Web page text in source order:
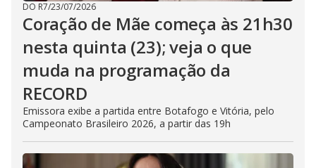
DO R7/23/07/2026
Coração de Mãe começa às 21h30
nesta quinta (23); veja o que
muda na programação da
RECORD
Emissora exibe a partida entre Botafogo e Vitória, pelo
Campeonato Brasileiro 2026, a partir das 19h